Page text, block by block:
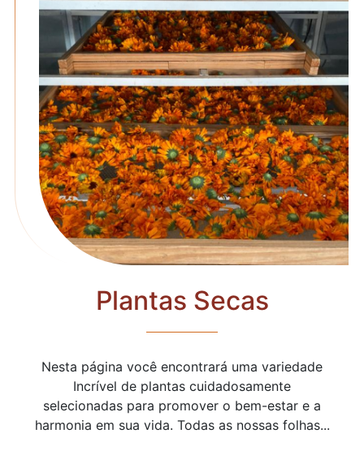
Plantas Secas
Nesta página você encontrará uma variedade
Incrível de plantas cuidadosamente
selecionadas para promover o bem-estar e a
harmonia em sua vida. Todas as nossas folhas...